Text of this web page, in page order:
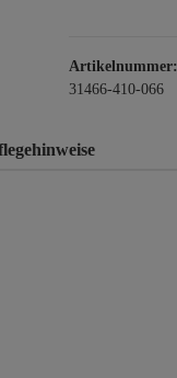
Artikelnummer:
31466-410-066